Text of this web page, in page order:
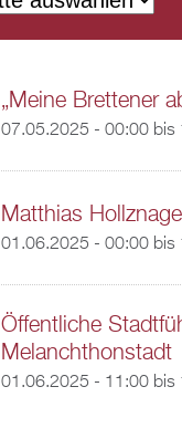
„Meine Brettener
07.05.2025 - 00:00bis
Matthias
01.06.2025 - 00:00bis
Öffentliche
Melanchthonstadt
01.06.2025 - 11:00bis